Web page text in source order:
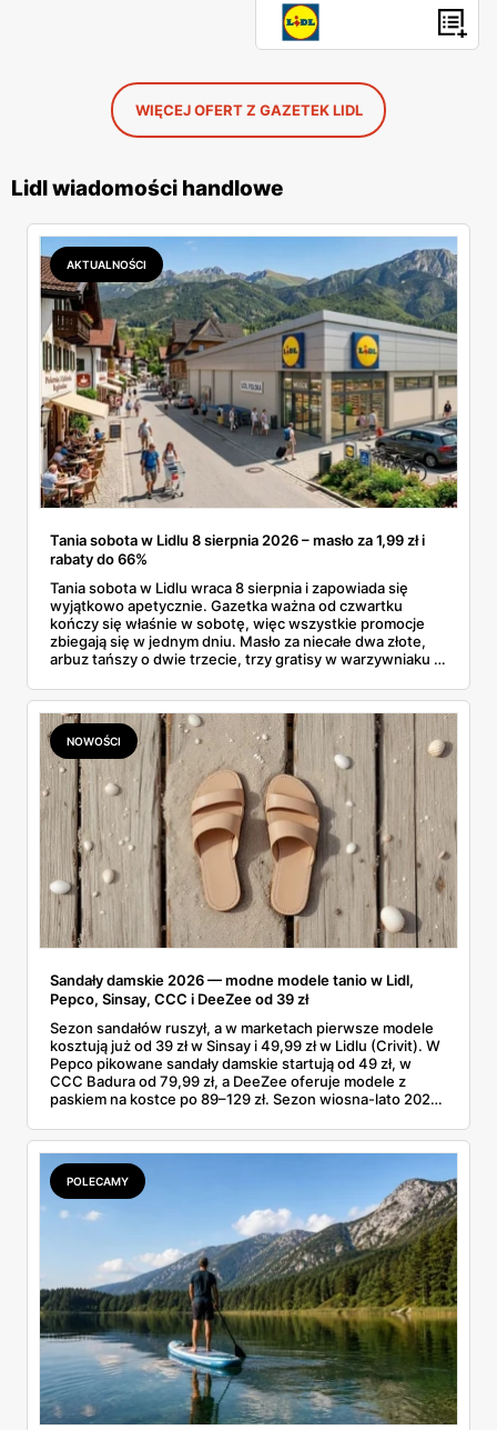
WIĘCEJ OFERT Z GAZETEK LIDL
Lidl wiadomości handlowe
AKTUALNOŚCI
Tania sobota w Lidlu 8 sierpnia 2026 – masło za 1,99 zł i
rabaty do 66%
Tania sobota w Lidlu wraca 8 sierpnia i zapowiada się
wyjątkowo apetycznie. Gazetka ważna od czwartku
kończy się właśnie w sobotę, więc wszystkie promocje
zbiegają się w jednym dniu. Masło za niecałe dwa złote,
arbuz tańszy o dwie trzecie, trzy gratisy w warzywniaku i
całą sobotnią gazetkę Lidla strona po stronie i wybrałam
to, co naprawdę się opłaca.
NOWOŚCI
Sandały damskie 2026 — modne modele tanio w Lidl,
Pepco, Sinsay, CCC i DeeZee od 39 zł
Sezon sandałów ruszył, a w marketach pierwsze modele
kosztują już od 39 zł w Sinsay i 49,99 zł w Lidlu (Crivit). W
Pepco pikowane sandały damskie startują od 49 zł, w
CCC Badura od 79,99 zł, a DeeZee oferuje modele z
paskiem na kostce po 89–129 zł. Sezon wiosna-lato 2026
pasteli — od pudrowego różu po butter yellow. Sprawdź,
który model wybrać na Boże Ciało, wesele plenerowe i
wakacje
POLECAMY